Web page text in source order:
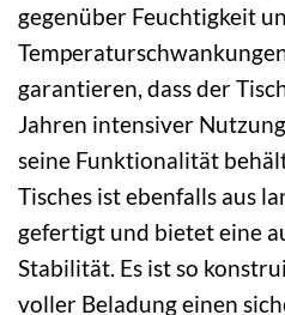
gegenüber Feuchtigkeit
garantieren, dass der
Jahren intensiver
seine Funktionalität
Tisches ist ebenfalls aus
gefertigt und bietet eine
Stabilität. Es ist so
voller Beladung einen